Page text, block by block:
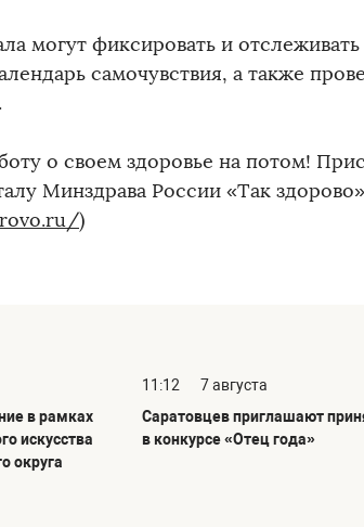
могут фиксировать и
самочувствия, а также
о своем здоровье на потом!
Минздрава России «Так
)
в рамках
искусства
округа
11:12
7 августа
Саратовцев приглашают
в конкурсе «Отец года»